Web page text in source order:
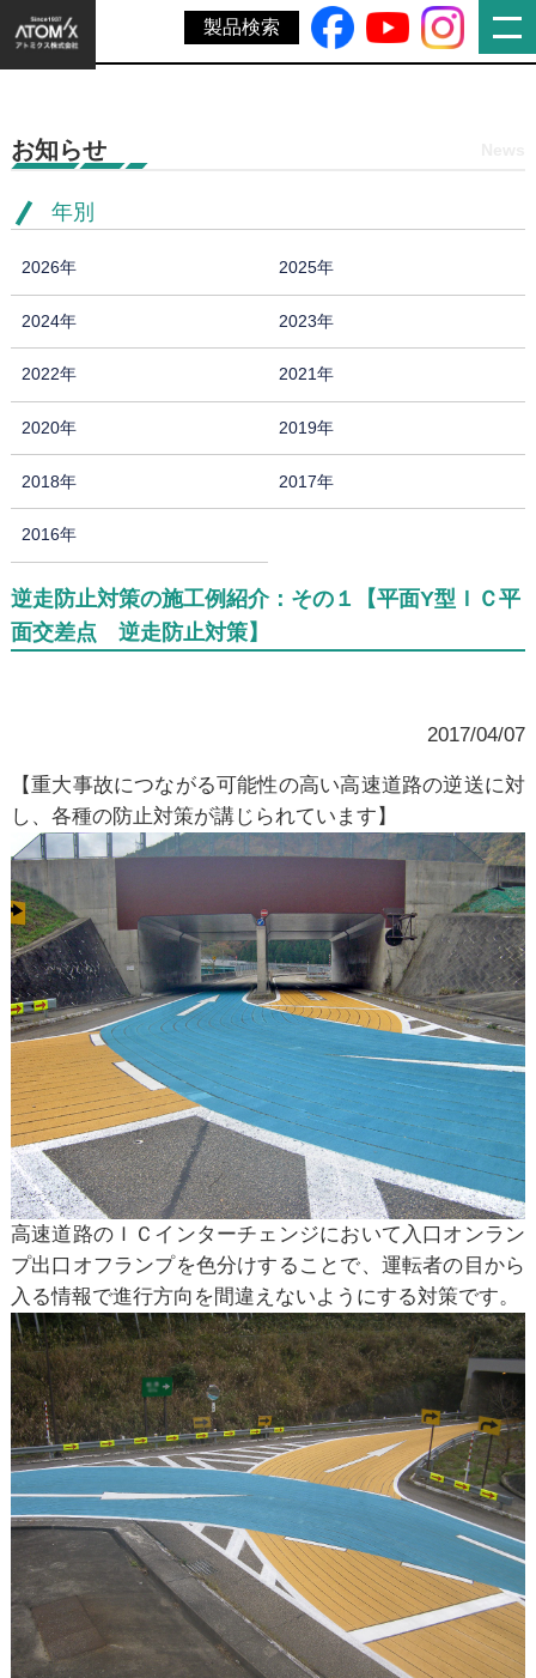
製品検索
ホーム»
逆走防止対策の施工例紹介：その１【平面Y型ＩＣ平面交
差点 逆走防止対策】
お知らせ
年別
2026年 2025年
2024年 2023年
2022年 2021年
2020年 2019年
2018年 2017年
2016年
逆走防止対策の施工例紹介：その１【平面Y型ＩＣ平
面交差点 逆走防止対策】
2017/04/07
【重大事故につながる可能性の高い高速道路の逆送に対
し、各種の防止対策が講じられています】
高速道路のＩＣインターチェンジにおいて入口オンラン
プ出口オフランプを色分けすることで、運転者の目から
入る情報で進行方向を間違えないようにする対策です。